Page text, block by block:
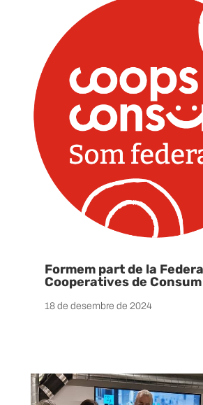
Formem part de la
Cooperatives de Consum
18 de desembre de 2024